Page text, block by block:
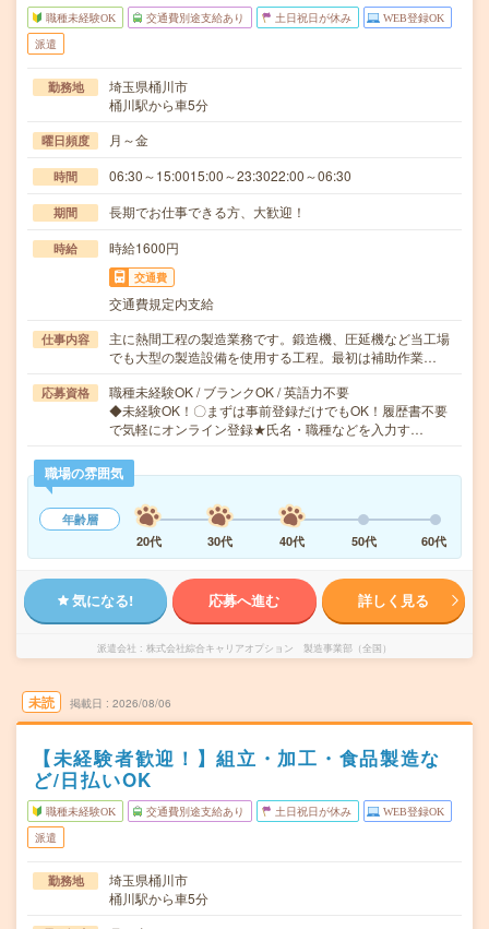
職種未経験OK 交通費別途支給あり 土日祝日が休み WEB登録OK
派遣
勤務地
埼玉県桶川市
桶川駅から車5分
曜日頻度 月～金
時間 06:30～15:0015:00～23:3022:00～06:30
期間 長期でお仕事できる方、大歓迎！
時給 時給1600円
交通費
交通費規定内支給
仕事内容
主に熱間工程の製造業務です。鍛造機、圧延機など当工場
でも大型の製造設備を使用する工程。最初は補助作業…
応募資格
職種未経験OK / ブランクOK / 英語力不要
◆未経験OK！〇まずは事前登録だけでもOK！履歴書不要
で気軽にオンライン登録★氏名・職種などを入力す…
職場の雰囲気
年齢層
20代
30代 40代 50代 60代
気になる! 応募へ進む 詳しく見る
派遣会社 株式会社綜合キャリアオプション 製造事業部（全国）
未読 掲載日 2026/08/06
【未経験者歓迎！】組立・加工・食品製造な
ど/日払いOK
職種未経験OK 交通費別途支給あり 土日祝日が休み WEB登録OK
派遣
勤務地
埼玉県桶川市
桶川駅から車5分